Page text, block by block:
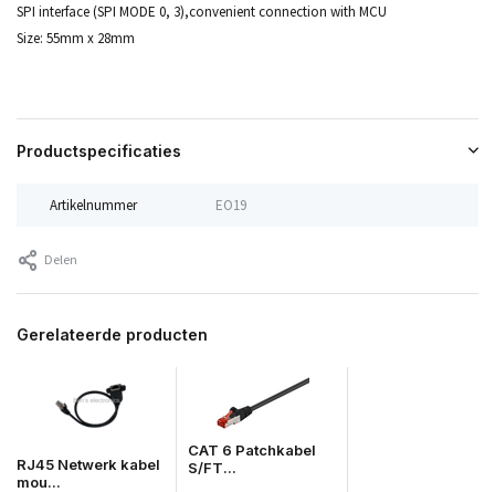
SPI interface (SPI MODE 0, 3),convenient connection with MCU
Size: 55mm x 28mm
Productspecificaties
Artikelnummer EO19
Delen
Gerelateerde producten
RJ45 Netwerk kabel
mou...
CAT 6 Patchkabel
S/FT...